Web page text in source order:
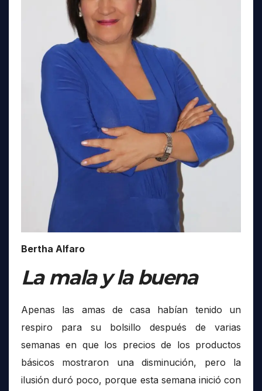
Bertha Alfaro
La mala y la buena
Apenas las amas de casa habían tenido un
respiro para su bolsillo después de varias
semanas en que los precios de los productos
básicos mostraron una disminución, pero la
ilusión duró poco, porque esta semana inició con